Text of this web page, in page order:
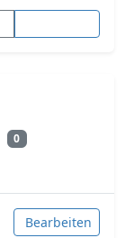
0
Bearbeiten